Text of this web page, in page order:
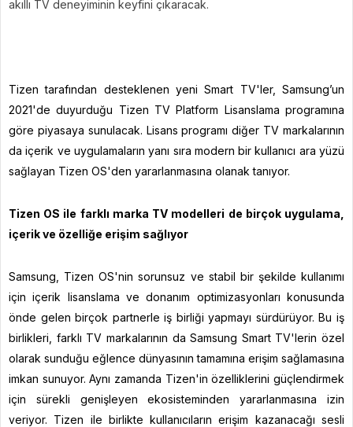
akıllı TV deneyiminin keyfini çıkaracak.
Tizen tarafından desteklenen yeni Smart TV'ler, Samsung’un
2021'de duyurduğu Tizen TV Platform Lisanslama programına
göre piyasaya sunulacak. Lisans programı diğer TV markalarının
da içerik ve uygulamaların yanı sıra modern bir kullanıcı ara yüzü
sağlayan Tizen OS'den yararlanmasına olanak tanıyor.
Tizen OS ile farklı marka TV modelleri de birçok uygulama,
içerik ve özelliğe erişim sağlıyor
Samsung, Tizen OS'nin sorunsuz ve stabil bir şekilde kullanımı
için içerik lisanslama ve donanım optimizasyonları konusunda
önde gelen birçok partnerle iş birliği yapmayı sürdürüyor. Bu iş
birlikleri, farklı TV markalarının da Samsung Smart TV'lerin özel
olarak sunduğu eğlence dünyasının tamamına erişim sağlamasına
imkan sunuyor. Aynı zamanda Tizen'in özelliklerini güçlendirmek
için sürekli genişleyen ekosisteminden yararlanmasına izin
veriyor. Tizen ile birlikte kullanıcıların erişim kazanacağı sesli